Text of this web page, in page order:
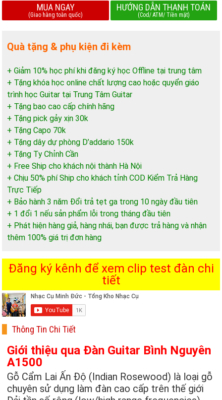
MUA NGAY
(Giao hàng toàn quốc)
HƯỚNG DẪN THANH TOÁN
(Cod/ ATM/ Tiền mặt)
Quà tặng & phụ kiện đi kèm
+ Giảm 10% học phí khi đăng ký học Offline tại trung tâm
+ Tặng khóa học online chất lượng cao hoặc quyển giáo
trình học Guitar tại Trung Tâm Guitar
+ Tặng bao cao cấp chính hãng
+ Tặng pick gảy xịn 30k
+ Tặng Capo 70k
+ Tặng dây dự phòng D’addario 150k
+ Tặng Ty Chỉnh Cần
+ Free Ship cho khách nội thành Hà Nội
+ Chịu 50% phí Ship cho khách tỉnh COD Kiểm Trả Hàng
Trực Tiếp
+ Bảo hành 3 năm Đổi trả tẹt ga trong 10 ngày đầu tiên
+ 1 đổi 1 nếu sản phẩm lỗi trong tháng đầu tiên
+ Phát hiện hàng giả, hàng nhái, bạn được trả hàng và nhận
thêm 100% giá trị đơn hàng
Đăng ký kênh để xem clip test đàn chi
tiết
Thông Tin Chi Tiết
Giới thiệu qua Đàn Guitar Bình Nguyên
A1500
Gỗ Cẩm Lai Ấn Độ (Indian Rosewood) là loại gỗ
chuyên sử dụng làm đàn cao cấp trên thế giới